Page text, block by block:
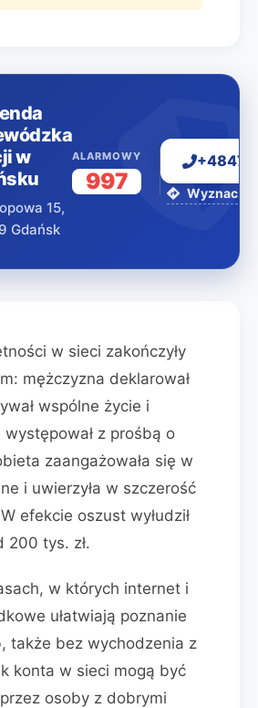
w
15,
Gdańsk
ALARMOWY
997 Wyznacz
w sieci zakończyły
mężczyzna deklarował
wspólne życie i
z prośbą o
zaangażowała się w
i uwierzyła w szczerość
efekcie oszust wyłudził
200 tys. zł.
w których internet i
ułatwiają poznanie
także bez wychodzenia z
konta w sieci mogą być
osoby z dobrymi